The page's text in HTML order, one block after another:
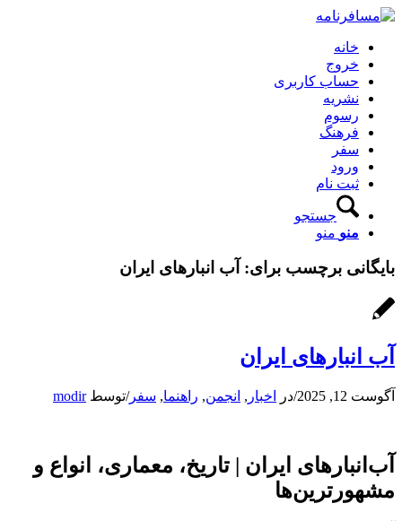
خانه
خروج
حساب کاربری
نشریه
رسوم
فرهنگ
سفر
ورود
ثبت نام
جستجو
منو منو
بایگانی برچسب برای: آب انبارهای ایران
آب انبارهای ایران
آگوست 12, 2025 /در اخبار , انجمن, راهنما, سفر/توسطmodir
آب‌انبارهای ایران | تاریخ، معماری، انواع و
مشهورترین‌ها